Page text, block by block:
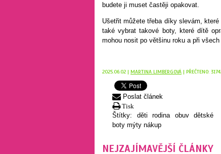
budete ji muset častěji opakovat.
Ušetřit můžete třeba díky slevám,
také vybrat takové boty, které dítě
mohou nosit po většinu roku a při všech
2025.06.02 | MARTINA LIMBERGOVÁ | PŘEČTENO:
Poslat článek
Tisk
Štítky: děti rodina obuv dětské
boty mýty nákup
NEJZAJÍMAVĚJŠÍ ČLÁNKY